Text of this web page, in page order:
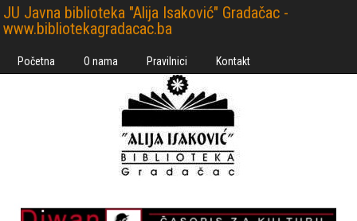
JU Javna biblioteka "Alija Isaković" Gradačac -
www.bibliotekagradacac.ba
Početna O nama Pravilnici Kontakt